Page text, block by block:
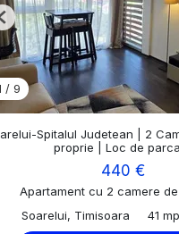
/ 9
Previous
Spitalul Judetean | 2
proprie | Loc de
440 €
Apartament cu 2 camere
Soarelui, Timisoara
41 mp